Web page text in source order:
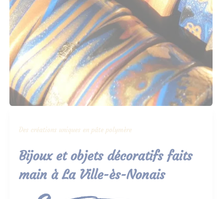
Des créations uniques en pâte polymère
Bijoux et objets décoratifs faits
main à La Ville-ès-Nonais